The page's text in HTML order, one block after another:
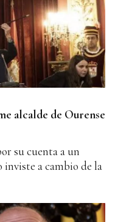
alcalde de Ourense
su cuenta a un
a cambio de la